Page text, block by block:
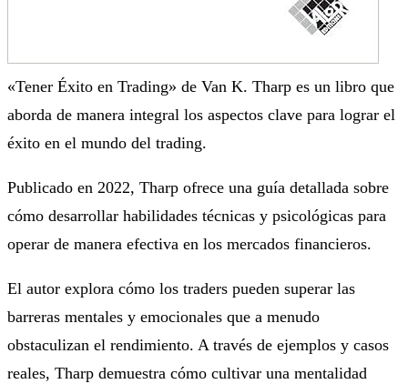
«Tener Éxito en Trading» de Van K. Tharp es un libro que
aborda de manera integral los aspectos clave para lograr el
éxito en el mundo del trading.
Publicado en 2022, Tharp ofrece una guía detallada sobre
cómo desarrollar habilidades técnicas y psicológicas para
operar de manera efectiva en los mercados financieros.
El autor explora cómo los traders pueden superar las
barreras mentales y emocionales que a menudo
obstaculizan el rendimiento. A través de ejemplos y casos
reales, Tharp demuestra cómo cultivar una mentalidad